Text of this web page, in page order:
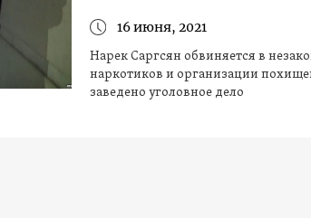
16 июня, 2021
Нарек Саргсян обвиняется в
наркотиков и организации
заведено уголовное дело